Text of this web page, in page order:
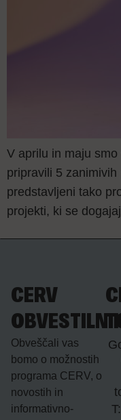
V aprilu in maju
pripravili 5
predstavljeni tako
projekti, ki se
CERV
Obveščali vas
bomo o možnostih
programa CERV, o
novostih in
informativno-